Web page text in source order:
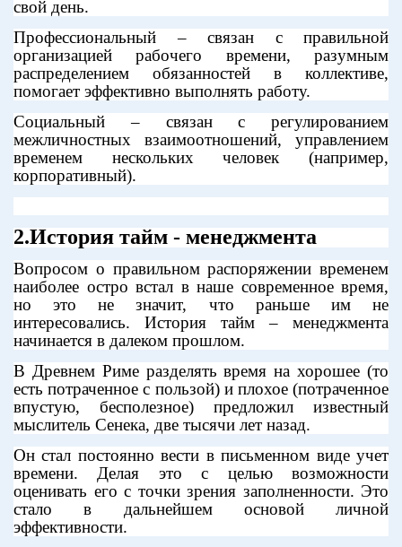
свой день.
Профессиональный – связан с правильной
организацией рабочего времени, разумным
распределением обязанностей в коллективе,
помогает эффективно выполнять работу.
Социальный – связан с регулированием
межличностных взаимоотношений, управлением
временем нескольких человек (например,
корпоративный).
2.История тайм - менеджмента
Вопросом о правильном распоряжении временем
наиболее остро встал в наше современное время,
но это не значит, что раньше им не
интересовались. История тайм – менеджмента
начинается в далеком прошлом.
В Древнем Риме разделять время на хорошее (то
есть потраченное с пользой) и плохое (потраченное
впустую, бесполезное) предложил известный
мыслитель Сенека, две тысячи лет назад.
Он стал постоянно вести в письменном виде учет
времени. Делая это с целью возможности
оценивать его с точки зрения заполненности. Это
стало в дальнейшем основой личной
эффективности.